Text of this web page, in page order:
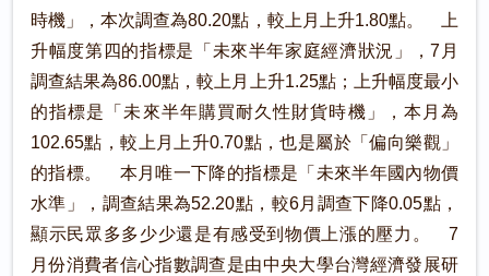
時機」，本次調查為80.20點，較上月上升1.80點。 上
升幅度第四的指標是「未來半年家庭經濟狀況」，7月
調查結果為86.00點，較上月上升1.25點；上升幅度最小
的指標是「未來半年購買耐久性財貨時機」，本月為
102.65點，較上月上升0.70點，也是屬於「偏向樂觀」
的指標。 本月唯一下降的指標是「未來半年國內物價
水準」，調查結果為52.20點，較6月調查下降0.05點，
顯示民眾多多少少還是有感受到物價上漲的壓力。 7
月份消費者信心指數調查是由中央大學台灣經濟發展研